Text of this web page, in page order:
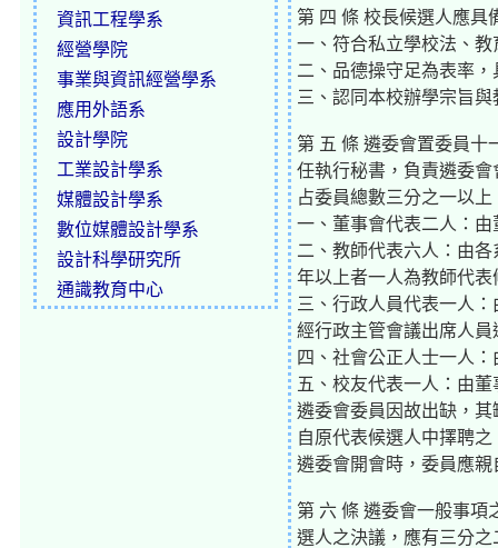
資訊工程學系
經營學院
事業與資訊經營學系
應用外語系
設計學院
工業設計學系
媒體設計學系
數位媒體設計學系
設計科學研究所
通識教育中心
第 四 條 校長候選人應具
一、符合私立學校法、
二、品德操守足為表率
三、認同本校辦學宗旨
第 五 條 遴委會置委員十
任執行秘書，負責遴委
占委員總數三分之一以
一、董事會代表二人：由
二、教師代表六人：由
年以上者一人為教師代
三、行政人員代表一人
經行政主管會議出席人
四、社會公正人士一人
五、校友代表一人：由
遴委會委員因故出缺，
自原代表候選人中擇聘
遴委會開會時，委員應
第 六 條 遴委會一般事項
選人之決議，應有三分